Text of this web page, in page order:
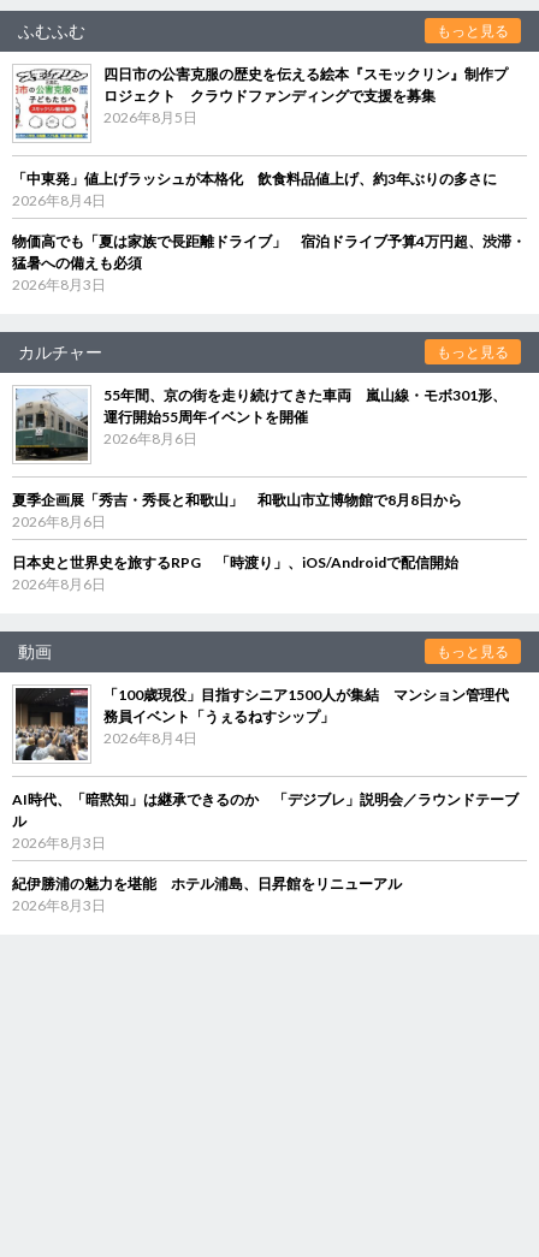
ふむふむ もっと見る
四日市の公害克服の歴史を伝える絵本『スモックリン』制作プ
ロジェクト クラウドファンディングで支援を募集
2026年8月5日
「中東発」値上げラッシュが本格化 飲食料品値上げ、約3年ぶりの多さに
2026年8月4日
物価高でも「夏は家族で長距離ドライブ」 宿泊ドライブ予算4万円超、渋滞・
猛暑への備えも必須
2026年8月3日
カルチャー もっと見る
55年間、京の街を走り続けてきた車両 嵐山線・モボ301形、
運行開始55周年イベントを開催
2026年8月6日
夏季企画展「秀吉・秀長と和歌山」 和歌山市立博物館で8月8日から
2026年8月6日
日本史と世界史を旅するRPG 「時渡り」、iOS/Androidで配信開始
2026年8月6日
動画 もっと見る
「100歳現役」目指すシニア1500人が集結 マンション管理代
務員イベント「うぇるねすシップ」
2026年8月4日
AI時代、「暗黙知」は継承できるのか 「デジブレ」説明会／ラウンドテーブ
ル
2026年8月3日
紀伊勝浦の魅力を堪能 ホテル浦島、日昇館をリニューアル
2026年8月3日